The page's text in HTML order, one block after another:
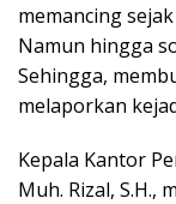
memancing
Namun hingga
Sehingga,
melaporkan
Kepala Kantor
Muh. Rizal, S.H.,